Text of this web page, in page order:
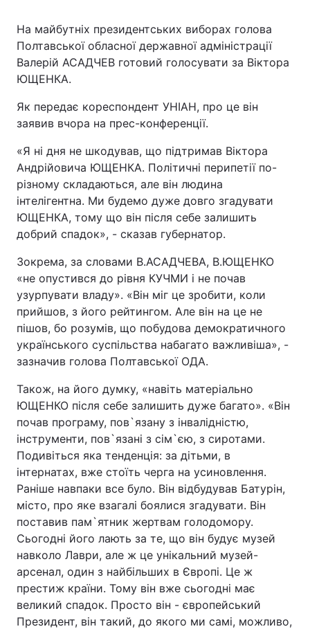
На майбутніх президентських виборах голова
Полтавської обласної державної адміністрації
Валерій АСАДЧЕВ готовий голосувати за Віктора
ЮЩЕНКА.
Як передає кореспондент УНІАН, про це він
заявив вчора на прес-конференції.
«Я ні дня не шкодував, що підтримав Віктора
Андрійовича ЮЩЕНКА. Політичні перипетії по-
різному складаються, але він людина
інтелігентна. Ми будемо дуже довго згадувати
ЮЩЕНКА, тому що він після себе залишить
добрий спадок», - сказав губернатор.
Зокрема, за словами В.АСАДЧЕВА, В.ЮЩЕНКО
«не опустився до рівня КУЧМИ і не почав
узурпувати владу». «Він міг це зробити, коли
прийшов, з його рейтингом. Але він на це не
пішов, бо розумів, що побудова демократичного
українського суспільства набагато важливіша», -
зазначив голова Полтавської ОДА.
Також, на його думку, «навіть матеріально
ЮЩЕНКО після себе залишить дуже багато». «Він
почав програму, пов`язану з інвалідністю,
інструменти, пов`язані з сім`єю, з сиротами.
Подивіться яка тенденція: за дітьми, в
інтернатах, вже стоїть черга на усиновлення.
Раніше навпаки все було. Він відбудував Батурін,
місто, про яке взагалі боялися згадувати. Він
поставив пам`ятник жертвам голодомору.
Сьогодні його лають за те, що він будує музей
навколо Лаври, але ж це унікальний музей-
арсенал, один з найбільших в Європі. Це ж
престиж країни. Тому він вже сьогодні має
великий спадок. Просто він - європейський
Президент, він такий, до якого ми самі, можливо,